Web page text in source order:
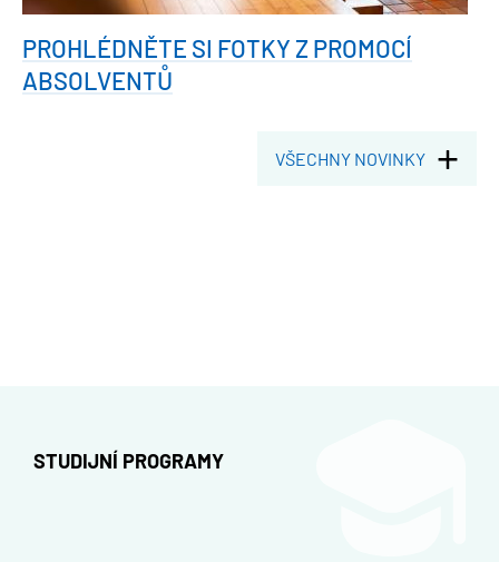
PROHLÉDNĚTE SI FOTKY Z PROMOCÍ
ABSOLVENTŮ
VŠECHNY NOVINKY
STUDIJNÍ PROGRAMY